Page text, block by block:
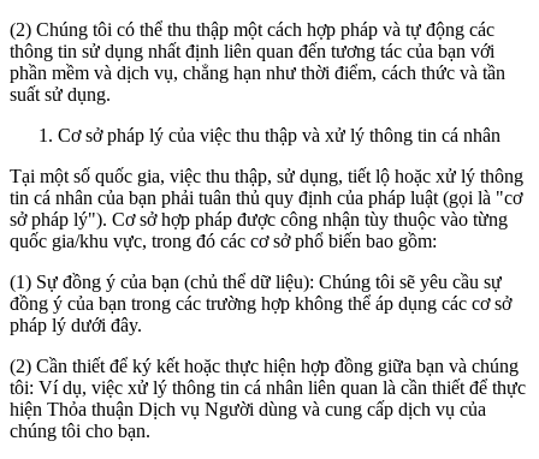
(2) Chúng tôi có thể thu thập một cách hợp pháp và tự động các
thông tin sử dụng nhất định liên quan đến tương tác của bạn với
phần mềm và dịch vụ, chẳng hạn như thời điểm, cách thức và tần
suất sử dụng.
Cơ sở pháp lý của việc thu thập và xử lý thông tin cá nhân
Tại một số quốc gia, việc thu thập, sử dụng, tiết lộ hoặc xử lý thông
tin cá nhân của bạn phải tuân thủ quy định của pháp luật (gọi là "cơ
sở pháp lý"). Cơ sở hợp pháp được công nhận tùy thuộc vào từng
quốc gia/khu vực, trong đó các cơ sở phổ biến bao gồm:
(1) Sự đồng ý của bạn (chủ thể dữ liệu): Chúng tôi sẽ yêu cầu sự
đồng ý của bạn trong các trường hợp không thể áp dụng các cơ sở
pháp lý dưới đây.
(2) Cần thiết để ký kết hoặc thực hiện hợp đồng giữa bạn và chúng
tôi: Ví dụ, việc xử lý thông tin cá nhân liên quan là cần thiết để thực
hiện Thỏa thuận Dịch vụ Người dùng và cung cấp dịch vụ của
chúng tôi cho bạn.